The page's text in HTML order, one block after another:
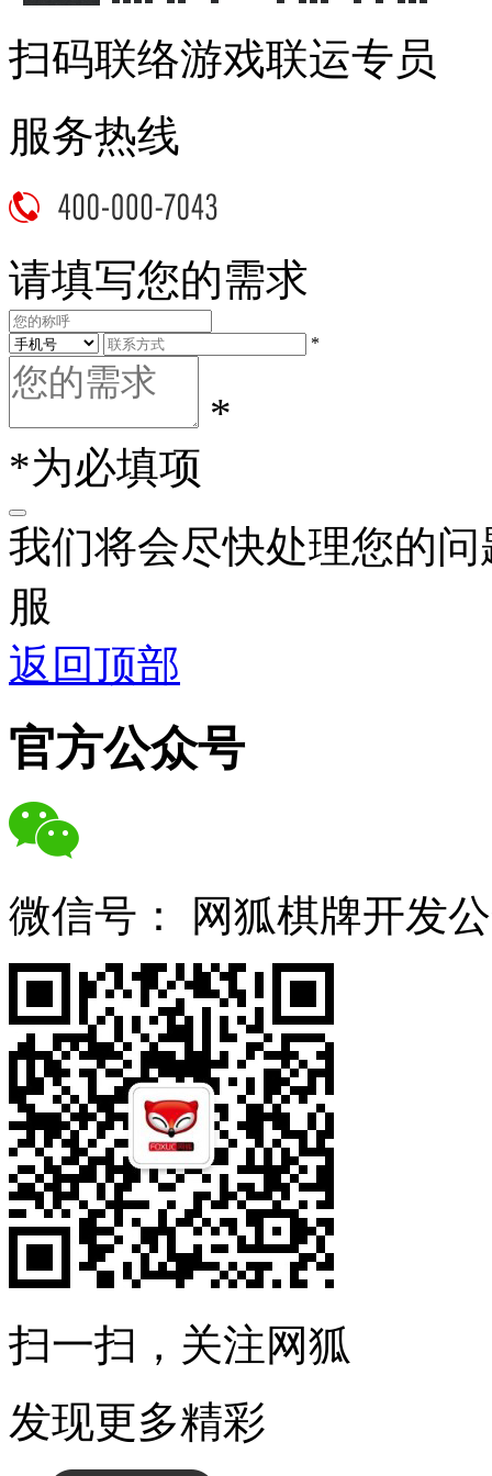
扫码联络游戏联运专员
服务热线
请填写您的需求
*
*
*为必填项
我们将会尽快处理您的
服
返回顶部
官方公众号
微信号： 网狐棋牌开发
扫一扫，关注网狐
发现更多精彩